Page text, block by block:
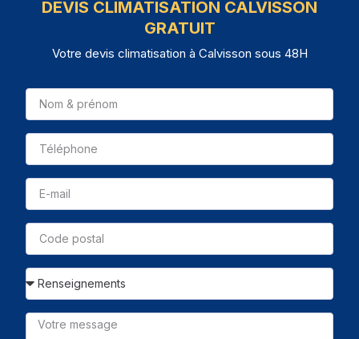
DEVIS CLIMATISATION CALVISSON
GRATUIT
Votre devis climatisation à Calvisson sous 48H